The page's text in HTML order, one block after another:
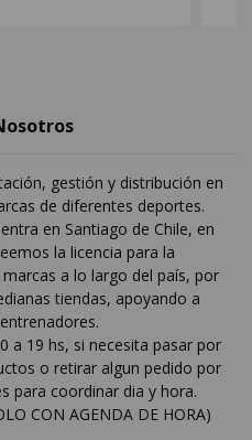
gestión y distribución en
de diferentes deportes.
en Santiago de Chile, en
la licencia para la
a lo largo del país, por
tiendas, apoyando a
a 19 hs, si necesita pasar por
o retirar algun pedido por
para coordinar dia y hora.
CON AGENDA DE HORA)